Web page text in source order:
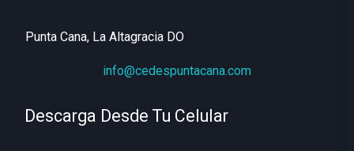
Punta Cana, La Altagracia DO
info@cedespuntacana.com
Descarga Desde Tu Celular